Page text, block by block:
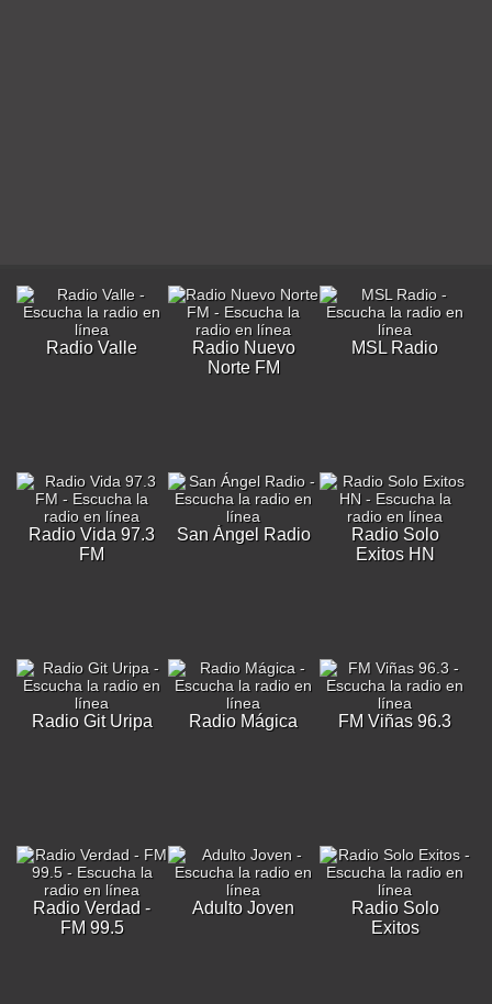
Radio Valle
Radio Nuevo
Norte FM
MSL Radio
Radio Vida 97.3
FM
San Ángel Radio
Radio Solo
Exitos HN
Radio Git Uripa Radio Mágica FM Viñas 96.3
Radio Verdad -
FM 99.5
Adulto Joven
Radio Solo
Exitos